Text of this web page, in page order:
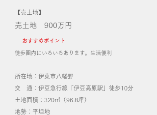
【売土地】
売土地 900万円
おすすめポイント
​徒歩圏内にいろいろあります。生活便利
所在地：伊東市八幡野
交 通：伊豆急行線「伊豆高原駅」徒歩10分
土地面積：320㎡（96.8坪）
地勢：平坦地